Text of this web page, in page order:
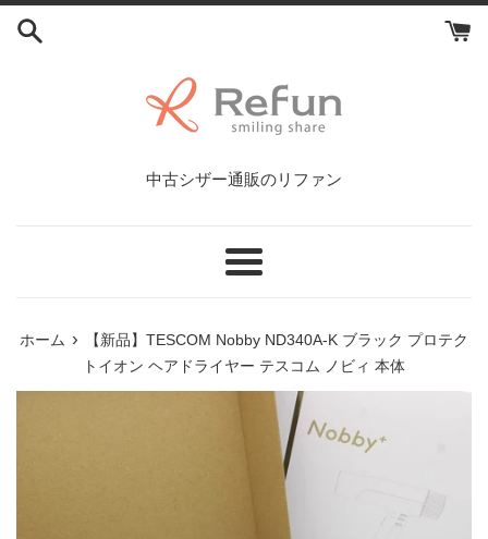
コ
中古シザー通販のリファン
メ
ー
ホーム ›
【新品】TESCOM Nobby ND340A-K ブラック プロテク
トイオン ヘアドライヤー テスコム ノビィ 本体